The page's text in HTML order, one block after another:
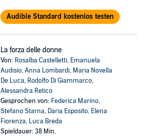
Audible Standard kostenlos testen
La forza delle donne
Von: Rosalba Castelletti, Emanuela
Audisio,Anna Lombardi, Maria Novella
De Luca, Rodolfo Di Giammarco,
Alessandra Retico
Gesprochen von: Federica Marino,
Stefano Starna, Daria Esposito, Elena
Fiorenza, Luca Breda
Spieldauer: 38 Min.